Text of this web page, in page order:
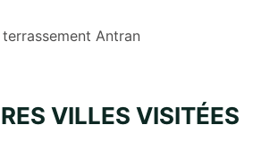
Antran
VILLES VISITÉES